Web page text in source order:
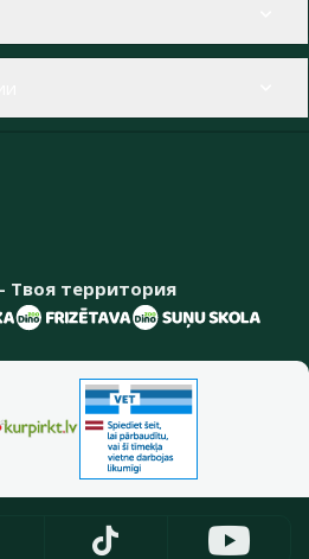
Твоя территория